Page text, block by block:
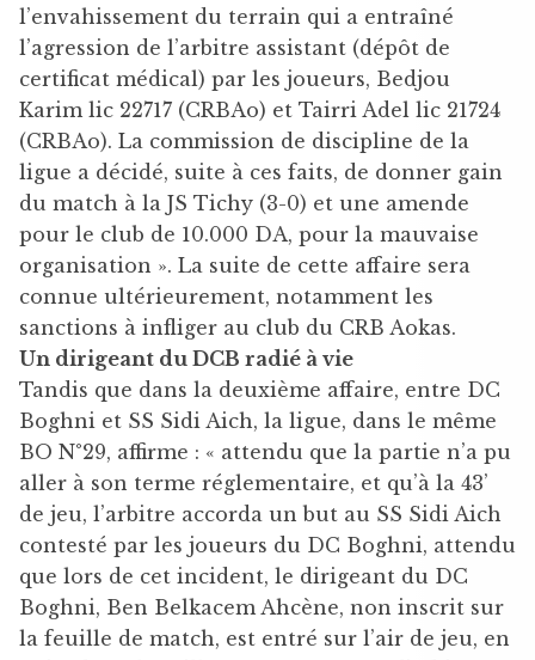
l’envahissement du terrain qui a entraîné
l’agression de l’arbitre assistant (dépôt de
certificat médical) par les joueurs, Bedjou
Karim lic 22717 (CRBAo) et Tairri Adel lic 21724
(CRBAo). La commission de discipline de la
ligue a décidé, suite à ces faits, de donner gain
du match à la JS Tichy (3-0) et une amende
pour le club de 10.000 DA, pour la mauvaise
organisation ». La suite de cette affaire sera
connue ultérieurement, notamment les
sanctions à infliger au club du CRB Aokas.
Un dirigeant du DCB radié à vie
Tandis que dans la deuxième affaire, entre DC
Boghni et SS Sidi Aich, la ligue, dans le même
BO N°29, affirme : « attendu que la partie n’a pu
aller à son terme réglementaire, et qu’à la 43’
de jeu, l’arbitre accorda un but au SS Sidi Aich
contesté par les joueurs du DC Boghni, attendu
que lors de cet incident, le dirigeant du DC
Boghni, Ben Belkacem Ahcène, non inscrit sur
la feuille de match, est entré sur l’air de jeu, en